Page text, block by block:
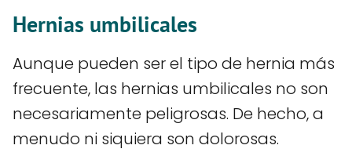
Hernias umbilicales
Aunque pueden ser el tipo de hernia más
frecuente, las hernias umbilicales no son
necesariamente peligrosas. De hecho, a
menudo ni siquiera son dolorosas.